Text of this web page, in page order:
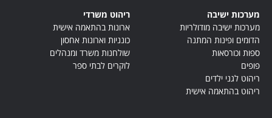
מערכות ישיבה
מערכות ישיבה מודולריות
הדומים ופינות המתנה
ספות וכורסאות
פופים
ריהוט לגני ילדים
ריהוט בהתאמה אישית
ריהוט משרדי
ארונות בהתאמה אישית
כונניות וארונות אחסון
שולחנות משרד ומנהלים
לוקרים לבתי ספר